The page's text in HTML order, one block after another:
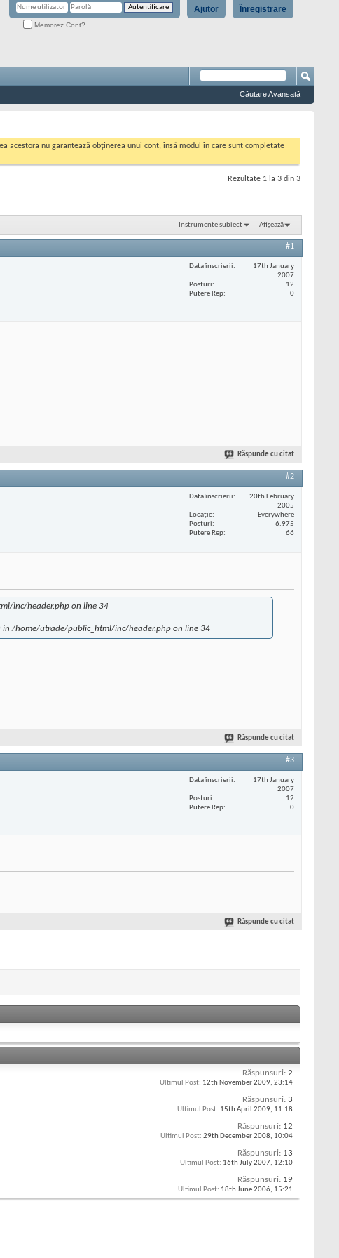
Înregistrare
Ajutor
Memorez Cont?
Căutare Avansată
acestora nu garantează obținerea unui cont, însă modul în care sunt completate
Rezultate 1 la 3 din 3
Instrumente subiect Afișează
#1
Data înscrierii
17th January
2007
Posturi
12
Putere Rep
0
Răspunde cu citat
#2
Data înscrierii
20th February
2005
Locaţie
Everywhere
Posturi
6.975
Putere Rep
66
inc/header.php on line 34
/home/utrade/public_html/inc/header.php on line 34
Răspunde cu citat
#3
Data înscrierii
17th January
2007
Posturi
12
Putere Rep
0
Răspunde cu citat
Răspunsuri: 2
Ultimul Post: 12th November 2009, 23:14
Răspunsuri: 3
Ultimul Post: 15th April 2009, 11:18
Răspunsuri: 12
Ultimul Post: 29th December 2008, 10:04
Răspunsuri: 13
Ultimul Post: 16th July 2007, 12:10
Răspunsuri: 19
Ultimul Post: 18th June 2006, 15:21